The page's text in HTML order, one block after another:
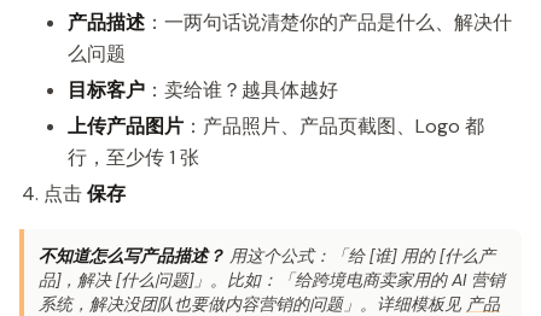
产品描述 ：一两句话说清楚你的产品是什么、解决什
么问题
目标客户 ：卖给谁？越具体越好
上传产品图片 ：产品照片、产品页截图、Logo 都
行，至少传 1 张
点击保存
不知道怎么写产品描述？ 用这个公式：「给 [谁] 用的 [什么产
品]，解决 [什么问题]」。比如：「给跨境电商卖家用的 AI 营销
系统，解决没团队也要做内容营销的问题」。详细模板见 产品